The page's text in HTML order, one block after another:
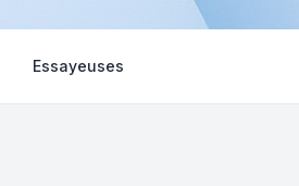
Essayeuses